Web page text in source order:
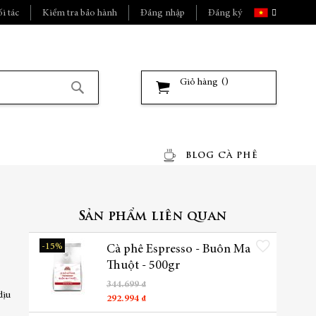
Ngôn
ngữ
tác Đăng nhập
Kiểm tra bảo hành Đăng ký
Giỏ hàng
BLOG CÀ PHÊ
Sản phẩm liên quan
-15%
Cà phê Espresso - Buôn Ma
Thuột - 500gr
344.699 ₫
292.994 ₫
Thêm vào danh sách yêu